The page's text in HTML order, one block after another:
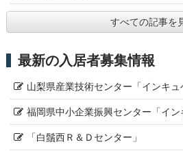
すべての記事を
最新の入居者募集情報
山梨県産業技術センター「インキュ
福岡県中小企業振興センター「イン
「白鬚西Ｒ＆Ｄセンター」